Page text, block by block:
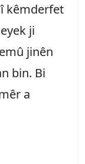
kêmderfet
ji
jinên
bin. Bi
a